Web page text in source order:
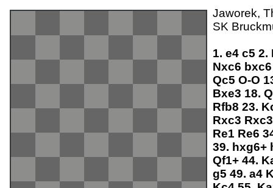
Jaworek,
SK
1. e4 c5 2.
Nxc6
Qc5 O-O
Bxe3 18.
Rfb8 23.
Rxc3
Re1 Re6
39. hxg6+
Qf1+ 44.
g5 49. a4